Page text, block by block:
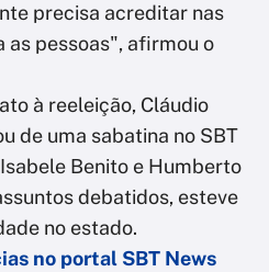
precisa acreditar nas
as pessoas", afirmou o
à reeleição, Cláudio
de uma sabatina no SBT
Benito e Humberto
debatidos, esteve
no estado.
no portal SBT News